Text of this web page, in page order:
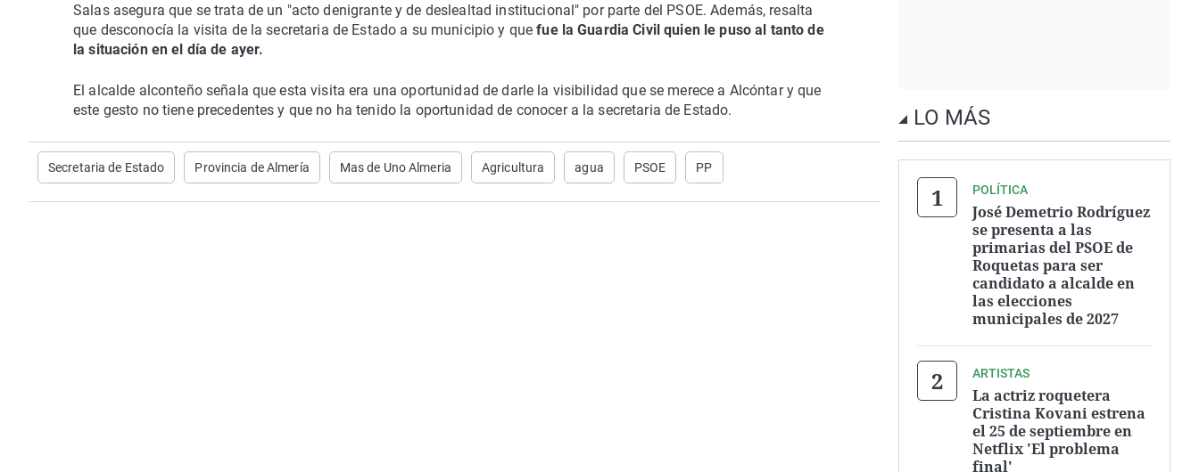
Salas asegura que se trata de un "acto denigrante y de deslealtad institucional" por parte del PSOE. Además, resalta
que desconocía la visita de la secretaria de Estado a su municipio y que fue la Guardia Civil quien le puso al tanto de
la situación en el día de ayer.
El alcalde alconteño señala que esta visita era una oportunidad de darle la visibilidad que se merece a Alcóntar y que
este gesto no tiene precedentes y que no ha tenido la oportunidad de conocer a la secretaria de Estado.
Secretaria de Estado Provincia de Almería Mas de Uno Almeria Agricultura agua PSOE PP
LO MÁS
POLÍTICA
José Demetrio Rodríguez
se presenta a las
primarias del PSOE de
Roquetas para ser
candidato a alcalde en
las elecciones
municipales de 2027
ARTISTAS
La actriz roquetera
Cristina Kovani estrena
el 25 de septiembre en
Netflix 'El problema
final'